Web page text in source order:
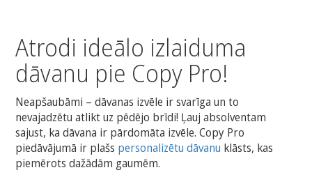
Atrodi ideālo izlaiduma
dāvanu pie Copy Pro!
Neapšaubāmi – dāvanas izvēle ir svarīga un to
nevajadzētu atlikt uz pēdējo brīdi! Ļauj absolventam
sajust, ka dāvana ir pārdomāta izvēle. Copy Pro
piedāvājumā ir plašs personalizētu dāvanu klāsts, kas
piemērots dažādām gaumēm.